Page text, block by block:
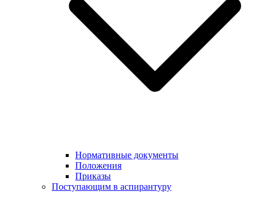
Нормативные документы
Положения
Приказы
Поступающим в аспирантуру